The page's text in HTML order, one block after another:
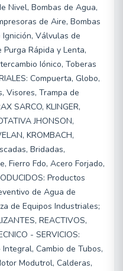
Nivel, Bombas de Agua,
de Aire, Bombas
Válvulas de
Rápida y Lenta,
Iónico, Toberas
Compuerta, Globo,
Visores, Trampa de
SARCO, KLINGER,
JHONSON,
KROMBACH,
Bridadas,
Fierro Fdo, Acero Forjado,
Productos
de Agua de
de Equipos Industriales;
REACTIVOS,
- SERVICIOS:
Cambio de Tubos,
Modutrol, Calderas,